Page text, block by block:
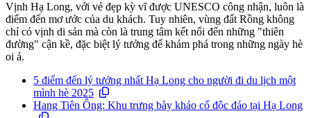
Vịnh Hạ Long, với vẻ đẹp kỳ vĩ được UNESCO công nhận, luôn là
điểm đến mơ ước của du khách. Tuy nhiên, vùng đất Rồng không
chỉ có vịnh di sản mà còn là trung tâm kết nối đến những "thiên
đường" cận kề, đặc biệt lý tưởng để khám phá trong những ngày hè
oi ả.
5 điểm đến lý tưởng nhất Hạ Long cho người đi du lịch một
mình hè 2025
Hang Tiên Ông: Khu trưng bày khảo cổ độc đáo tại Hạ Long